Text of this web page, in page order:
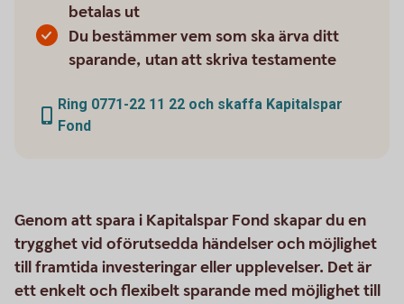
betalas ut
Du bestämmer vem som ska ärva ditt
sparande, utan att skriva testamente
Ring 0771-22 11 22 och skaffa Kapitalspar
Fond
Genom att spara i Kapitalspar Fond skapar du en
trygghet vid oförutsedda händelser och möjlighet
till framtida investeringar eller upplevelser. Det är
ett enkelt och flexibelt sparande med möjlighet till